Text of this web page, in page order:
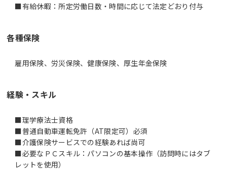
■有給休暇：所定労働日数・時間に応じて法定どおり付与
各種保険
雇用保険、労災保険、健康保険、厚生年金保険
経験・スキル
■理学療法士資格
■普通自動車運転免許（AT限定可）必須
■介護保険サービスでの経験あれば尚可
■必要なＰＣスキル：パソコンの基本操作（訪問時にはタブ
レットを使用）